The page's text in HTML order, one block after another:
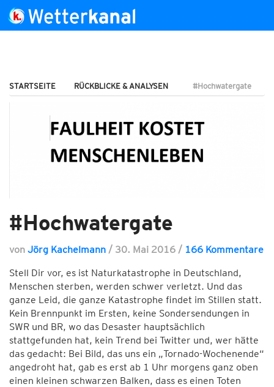
STARTSEITE RÜCKBLICKE & ANALYSEN #Hochwatergate
#Hochwatergate
von Jörg Kachelmann / 30. Mai 2016 / 166 Kommentare
Stell Dir vor, es ist Naturkatastrophe in Deutschland,
Menschen sterben, werden schwer verletzt. Und das
ganze Leid, die ganze Katastrophe findet im Stillen statt.
Kein Brennpunkt im Ersten, keine Sondersendungen in
SWR und BR, wo das Desaster hauptsächlich
stattgefunden hat, kein Trend bei Twitter und, wer hätte
das gedacht: Bei Bild, das uns ein „Tornado-Wochenende“
angedroht hat, gab es erst ab 1 Uhr morgens ganz oben
einen kleinen schwarzen Balken, dass es einen Toten